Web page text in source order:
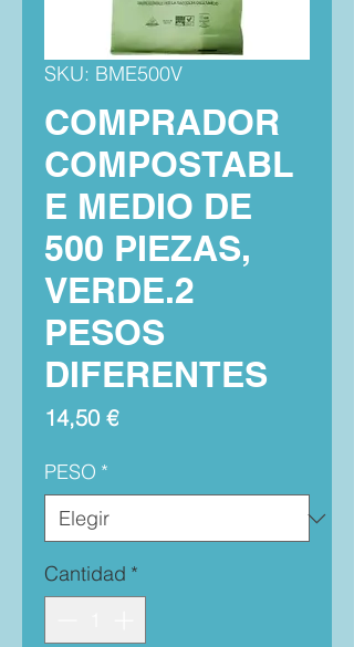
SKU: BME500V
COMPRADOR
COMPOSTABL
E MEDIO DE
500 PIEZAS,
VERDE.2
PESOS
DIFERENTES
14,50 €Precio
PESO *
Cantidad *